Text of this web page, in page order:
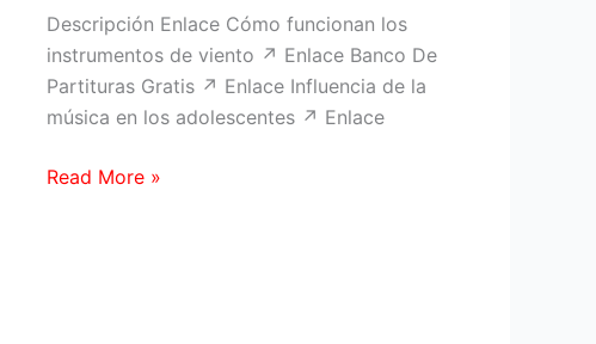
en
la
Capilla
Sixtina
con
Descripción Enlace Cómo funcionan los
instrumentos de viento ↗ Enlace Banco De
Partituras Gratis ↗ Enlace Influencia de la
música en los adolescentes ↗ Enlace
«Es
Read More »